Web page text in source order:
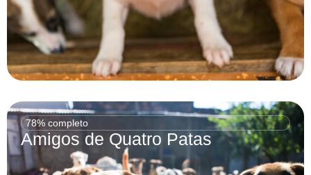
78% completo
Amigos de Quatro Patas